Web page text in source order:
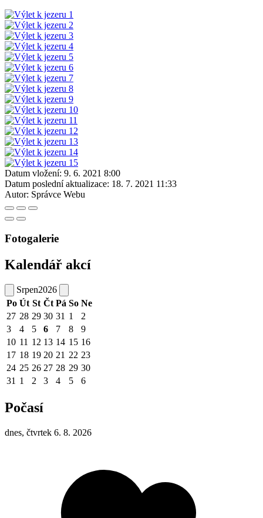
Datum vložení: 9. 6. 2021 8:00
Datum poslední aktualizace: 18. 7. 2021 11:33
Autor: Správce Webu
Fotogalerie
Kalendář akcí
Srpen2026
Po Út St Čt Pá So Ne
27 28 29 30 31 1
2
3
4 5 6 7 8
9
10 11 12 13 14 15 16
17 18 19 20 21 22 23
24 25 26 27 28 29 30
31 1 2 3 4 5 6
Počasí
dnes, čtvrtek 6. 8. 2026